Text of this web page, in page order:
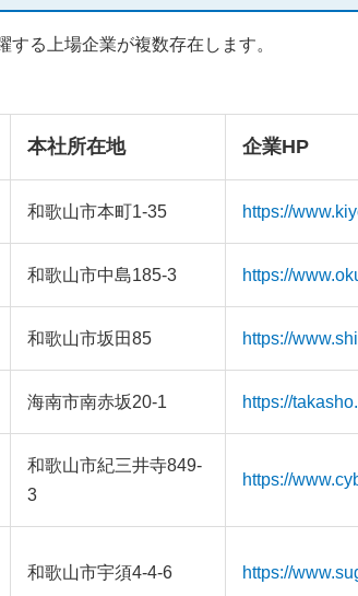
る上場企業が複数存在します。
本社所在地 企業HP
和歌山市本町1-35 https://
和歌山市中島185-3 https://
和歌山市坂田85 https://
海南市南赤坂20-1 https://
和歌山市紀三井寺849-
3
https://
和歌山市宇須4-4-6 https://